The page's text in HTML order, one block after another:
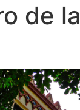
de la